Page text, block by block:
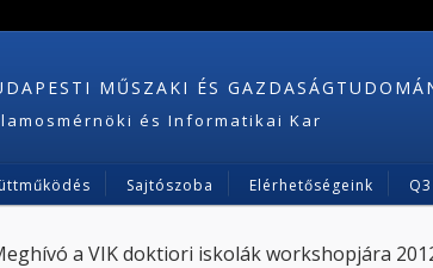
MŰSZAKI ÉS
és Informatikai Kar
Sajtószoba Elérhetőségeink
a VIK doktiori iskolák workshopjára